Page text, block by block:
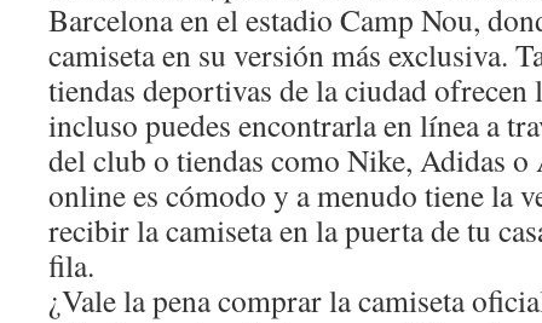
Barcelona en el estadio Camp Nou,
camiseta en su versión más exclusiva.
tiendas deportivas de la ciudad ofrecen
incluso puedes encontrarla en línea a
del club o tiendas como Nike, Adidas
online es cómodo y a menudo tiene la
recibir la camiseta en la puerta de tu
fila.
¿Vale la pena comprar la camiseta